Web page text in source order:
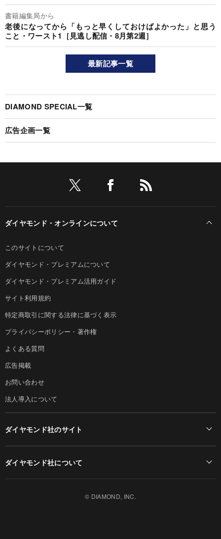
書籍編集局から
老後になってから「もっと早くしておけばよかった」と思う
こと・ワースト1［見逃し配信・8月第2週］
最新記事一覧
DIAMOND SPECIAL一覧
広告企画一覧
ダイヤモンド・オンラインについて
このサイトについて
ダイヤモンド・プレミアムについて
ダイヤモンド・プレミアム活用ガイド
サイト利用規約
特定商取引に関する法律に基づく表示
プライバシーポリシー・著作権
よくある質問
広告掲載
お問い合わせ
法人導入について
ダイヤモンド社のサイト
ダイヤモンド社について
© DIAMOND, INC.